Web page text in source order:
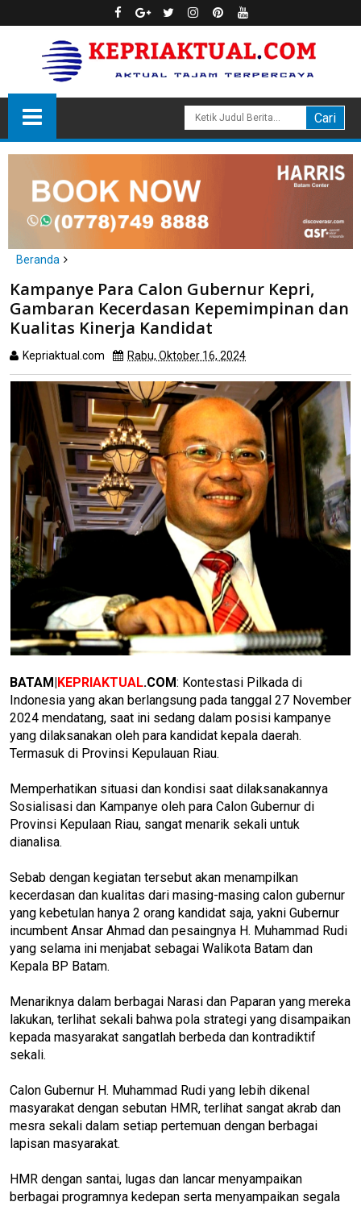
Beranda
Kampanye Para Calon Gubernur Kepri, Gambaran Kecerdasan
Kepemimpinan dan Kualitas Kinerja Kandidat
Kampanye Para Calon Gubernur Kepri,
Gambaran Kecerdasan Kepemimpinan dan
Kualitas Kinerja Kandidat
Kepriaktual.com Rabu, Oktober 16, 2024
BATAM| KEPRIAKTUAL.COM: Kontestasi Pilkada di
Indonesia yang akan berlangsung pada tanggal 27 November
2024 mendatang, saat ini sedang dalam posisi kampanye
yang dilaksanakan oleh para kandidat kepala daerah.
Termasuk di Provinsi Kepulauan Riau.
Memperhatikan situasi dan kondisi saat dilaksanakannya
Sosialisasi dan Kampanye oleh para Calon Gubernur di
Provinsi Kepulaan Riau, sangat menarik sekali untuk
dianalisa.
Sebab dengan kegiatan tersebut akan menampilkan
kecerdasan dan kualitas dari masing-masing calon gubernur
yang kebetulan hanya 2 orang kandidat saja, yakni Gubernur
incumbent Ansar Ahmad dan pesaingnya H. Muhammad Rudi
yang selama ini menjabat sebagai Walikota Batam dan
Kepala BP Batam.
Menariknya dalam berbagai Narasi dan Paparan yang mereka
lakukan, terlihat sekali bahwa pola strategi yang disampaikan
kepada masyarakat sangatlah berbeda dan kontradiktif
sekali.
Calon Gubernur H. Muhammad Rudi yang lebih dikenal
masyarakat dengan sebutan HMR, terlihat sangat akrab dan
mesra sekali dalam setiap pertemuan dengan berbagai
lapisan masyarakat.
HMR dengan santai, lugas dan lancar menyampaikan
berbagai programnya kedepan serta menyampaikan segala